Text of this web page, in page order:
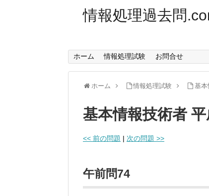
情報処理過去問
ホーム 情報処理試験 お問合せ
ホーム 情報処理試験 基本
基本情報技術者
<< 前の問題 | 次の問題 >>
午前問74